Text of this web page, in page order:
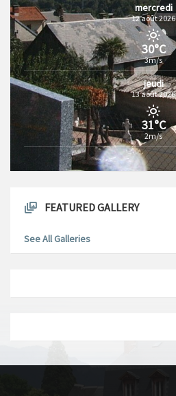
mercredi
12 août 2026
30°C
3m/s
jeudi
13 août 2026
31°C
2m/s
FEATURED GALLERY
See All Galleries